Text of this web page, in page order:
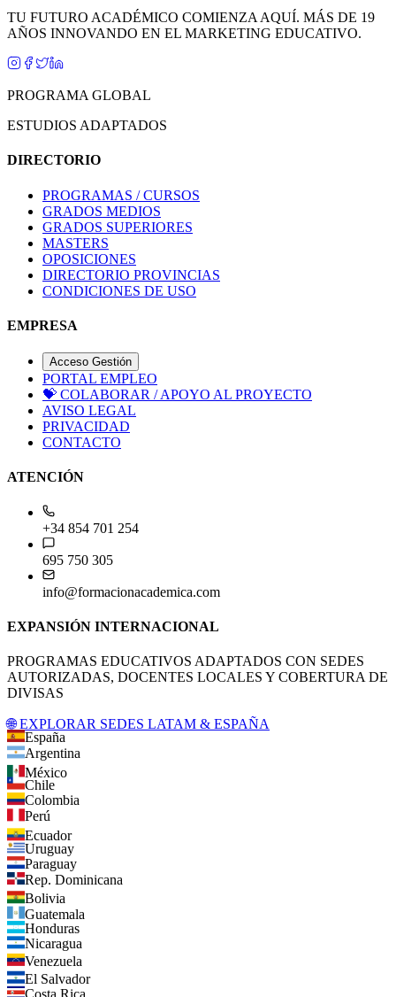
TU FUTURO ACADÉMICO COMIENZA AQUÍ. MÁS DE 19
AÑOS INNOVANDO EN EL MARKETING EDUCATIVO.
PROGRAMA GLOBAL
ESTUDIOS ADAPTADOS
DIRECTORIO
PROGRAMAS / CURSOS
GRADOS MEDIOS
GRADOS SUPERIORES
MASTERS
OPOSICIONES
DIRECTORIO PROVINCIAS
CONDICIONES DE USO
EMPRESA
Acceso Gestión
PORTAL EMPLEO
💝 COLABORAR / APOYO AL PROYECTO
AVISO LEGAL
PRIVACIDAD
CONTACTO
ATENCIÓN
+34 854 701 254
695 750 305
info@formacionacademica.com
EXPANSIÓN INTERNACIONAL
PROGRAMAS EDUCATIVOS ADAPTADOS CON SEDES
AUTORIZADAS, DOCENTES LOCALES Y COBERTURA DE
DIVISAS
🌐 EXPLORAR SEDES LATAM & ESPAÑA
España
Argentina
México
Chile
Colombia
Perú
Ecuador
Uruguay
Paraguay
Rep. Dominicana
Bolivia
Guatemala
Honduras
Nicaragua
Venezuela
El Salvador
Costa Rica